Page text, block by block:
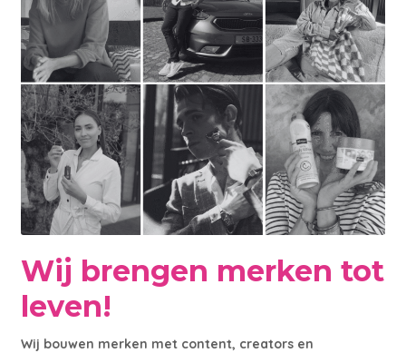
Wij brengen merken tot
leven!
Wij bouwen merken met content, creators en